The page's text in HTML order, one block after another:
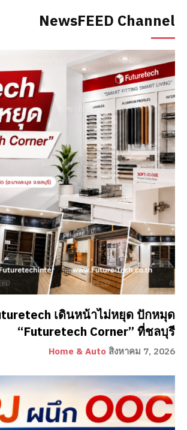
NewsFEED Channel
เดินหน้าไม่หยุด ปักหมุด
“Futuretech Corner” ที่ชลบุรี
Home & Auto สิงหาคม 7, 2026